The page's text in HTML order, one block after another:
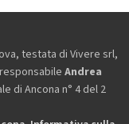
testata di Vivere srl,
Andrea
di Ancona n° 4 del 2